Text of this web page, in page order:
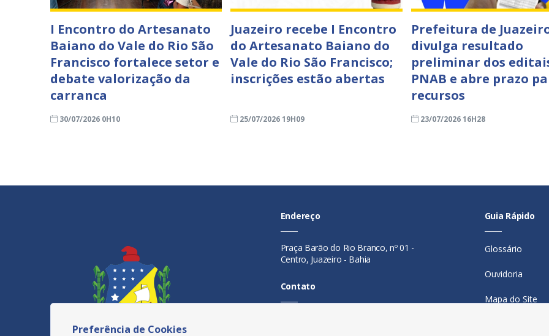
I Encontro do Artesanato
Baiano do Vale do Rio São
Francisco fortalece setor e
debate valorização da
carranca
30/07/2026 0H10
Juazeiro recebe I Encontro
do Artesanato Baiano do
Vale do Rio São Francisco;
inscrições estão abertas
25/07/2026 19H09
Prefeitura de
divulga resultado
preliminar dos
PNAB e abre prazo
recursos
23/07/2026 16H28
Endereço
Praça Barão do Rio Branco, nº 01 -
Centro, Juazeiro - Bahia
Contato
Guia Rápido
Glossário
Ouvidoria
Mapa do Site
Preferência de Cookies